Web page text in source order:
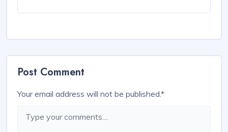
Post Comment
Your email address will not be published.*